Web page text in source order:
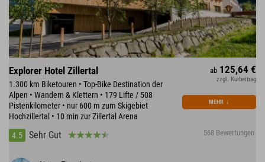
Explorer Hotel Zillertal
1.300 km Biketouren • Top-Bike Destination der
Alpen • Wandern & Klettern • 179 Lifte / 508
Pistenkilometer • nur 600 m zum Skigebiet
Hochzillertal • 10 min zur Zillertal Arena
4.5
Sehr Gut 568 Bewertungen
ab 125,64 €
zzgl. Kurbeitrag
MEHR ↓